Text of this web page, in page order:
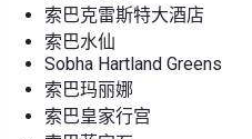
索巴克雷斯特大酒店
索巴水仙
Sobha Hartland Greens
索巴玛丽娜
索巴皇家行宫